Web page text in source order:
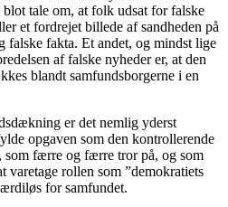
tale om, at folk udsat for falske
et fordrejet billede af sandheden på
falske fakta. Et andet, og mindst lige
af falske nyheder er, at den
blandt samfundsborgerne i en
er det nemlig yderst
opgaven som den kontrollerende
som færre og færre tror på, og som
varetage rollen som ”demokratiets
for samfundet.